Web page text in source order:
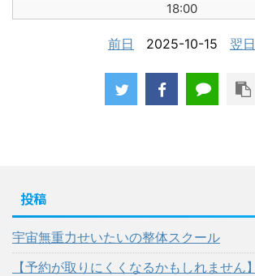
18:00
前日 2025-10-15 翌日
投稿
宇宙無重力せいたいの整体スクール
【予約が取りにくくなるかもしれません】